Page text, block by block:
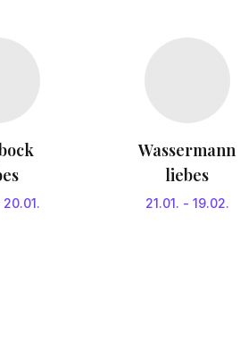
20.01.
Wassermann
liebes
21.01. - 19.02.